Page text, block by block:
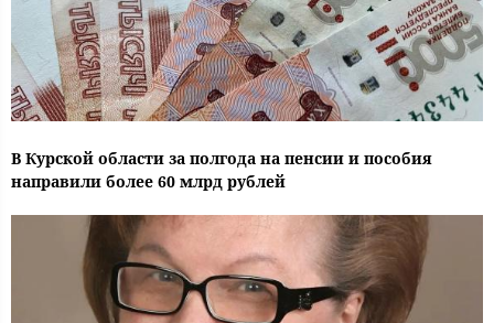
В Курской области за полгода на пенсии и пособия
направили более 60 млрд рублей